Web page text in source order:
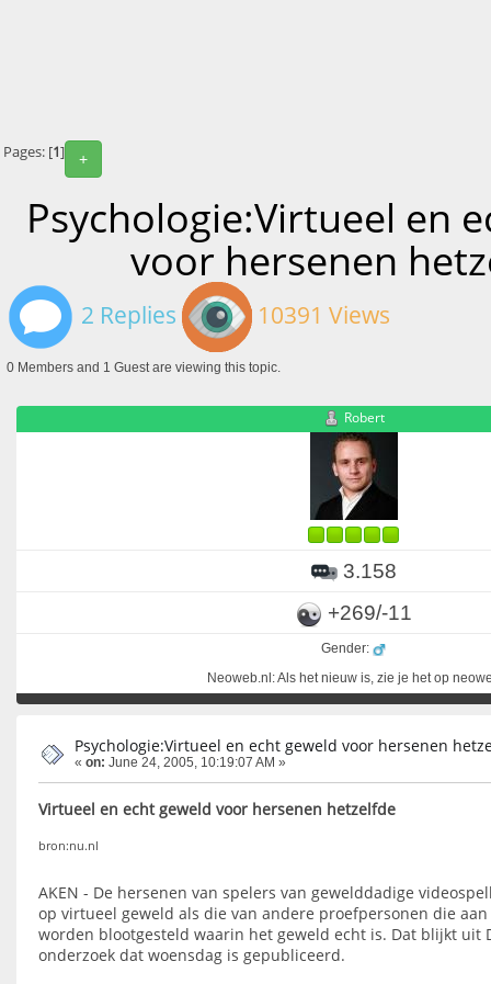
+
Pages: [1]
Psychologie:Virtueel en
voor hersenen
2 Replies 10391 Views
0 Members and 1 Guest are viewing this topic.
Robert
3.158
+269/-11
Gender:
Neoweb.nl: Als het nieuw is, zie je het op
Psychologie:Virtueel en echt geweld voor hersenen
« on: June 24, 2005, 10:19:07 AM »
Virtueel en echt geweld voor hersenen hetzelfde
bron:nu.nl
AKEN - De hersenen van spelers van gewelddadige
op virtueel geweld als die van andere proefpersonen die
worden blootgesteld waarin het geweld echt is. Dat blijkt uit
onderzoek dat woensdag is gepubliceerd.